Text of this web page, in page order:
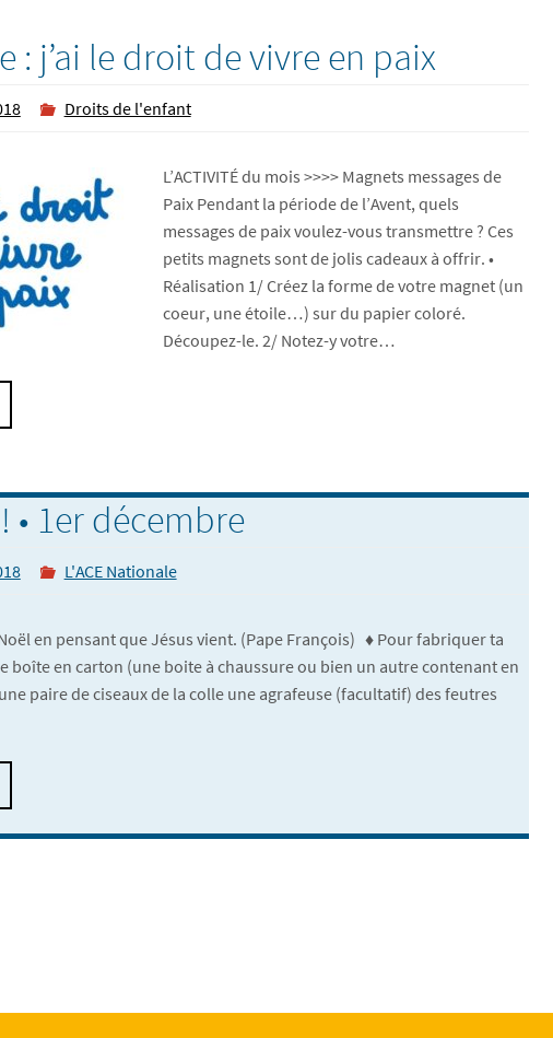
: j’ai le droit de vivre en paix
Droits de l'enfant
L’ACTIVITÉ du mois >>>> Magnets messages de
Paix Pendant la période de l’Avent, quels
messages de paix voulez-vous transmettre ? Ces
petits magnets sont de jolis cadeaux à offrir. •
Réalisation 1/ Créez la forme de votre magnet (un
coeur, une étoile…) sur du papier coloré.
Découpez-le. 2/ Notez-y votre…
• 1er décembre
L'ACE Nationale
en pensant que Jésus vient. (Pape François) ♦ Pour fabriquer ta
boîte en carton (une boite à chaussure ou bien un autre contenant en
paire de ciseaux de la colle une agrafeuse (facultatif) des feutres